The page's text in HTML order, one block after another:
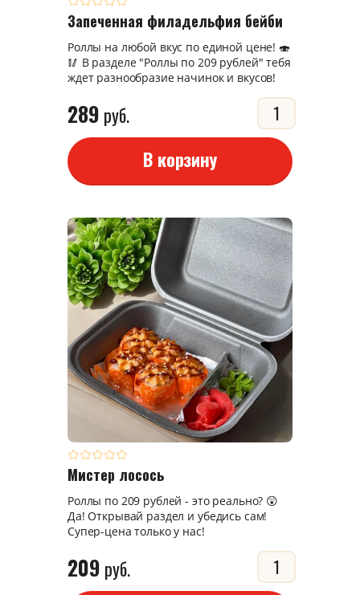
Запеченная филадельфия бейби
Роллы на любой вкус по единой цене! 🍣
🥢 В разделе "Роллы по 209 рублей" тебя
ждет разнообразие начинок и вкусов!
289 руб.
В корзину
Мистер лосось
Роллы по 209 рублей - это реально? 😲
Да! Открывай раздел и убедись сам!
Супер-цена только у нас!
209 руб.